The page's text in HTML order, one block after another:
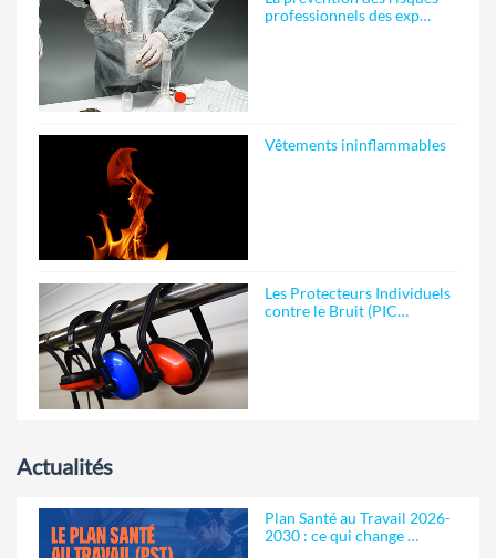
professionnels des exp…
Vêtements ininflammables
Les Protecteurs Individuels
contre le Bruit (PIC…
Actualités
Plan Santé au Travail 2026-
2030 : ce qui change …